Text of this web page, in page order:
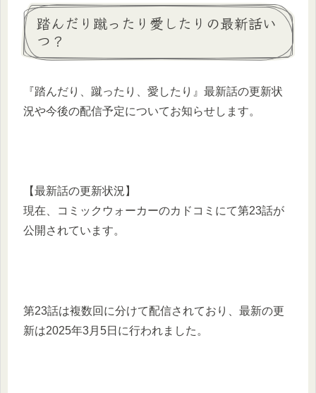
踏んだり蹴ったり愛したりの最新話い
つ？
​『踏んだり、蹴ったり、愛したり』最新話の更新状
況や今後の配信予定についてお知らせします。​
【最新話の更新状況】
現在、コミックウォーカーのカドコミにて第23話が
公開されています。
​第23話は複数回に分けて配信されており、最新の更
新は2025年3月5日に行われました。 ​